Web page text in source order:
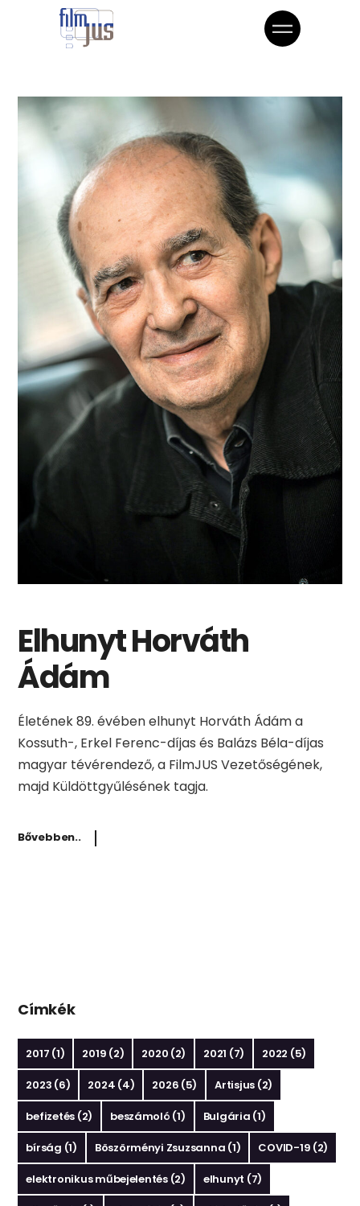
Elhunyt Horváth
Ádám
Életének 89. évében elhunyt Horváth Ádám a
Kossuth-, Erkel Ferenc-díjas és Balázs Béla-díjas
magyar tévérendező, a FilmJUS Vezetőségének,
majd Küldöttgyűlésének tagja.
Bővebben..
Címkék
2017 (1) 2019 (2) 2020 (2) 2021 (7) 2022 (5)
2023 (6) 2024 (4) 2026 (5) Artisjus (2)
befizetés (2) beszámoló (1) Bulgária (1)
bírság (1) Böszörményi Zsuzsanna (1) COVID-19 (2)
elektronikus műbejelentés(2) elhunyt (7)